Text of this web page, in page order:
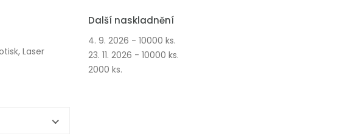
Laser
Další naskladnění
4. 9. 2026 - 10000 ks.
23. 11. 2026 - 10000 ks.
2000 ks.